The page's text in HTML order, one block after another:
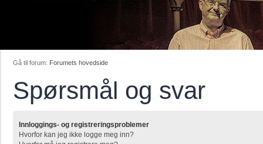
Gå til forum: Forumets hovedside
Spørsmål og svar
Innloggings- og registreringsproblemer
Hvorfor kan jeg ikke logge meg inn?